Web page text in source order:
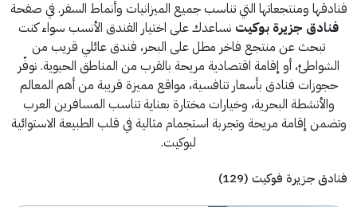
فنادقها ومنتجعاتها التي تناسب جميع الميزانيات وأنماط السفر. في صفحة
فنادق جزيرة بوكيت نساعدك على اختيار الفندق الأنسب سواء كنت
تبحث عن منتجع فاخر مطل على البحر، فندق عائلي قريب من
الشواطئ، أو إقامة اقتصادية مريحة بالقرب من المناطق الحيوية. نوفّر
حجوزات فنادق بأسعار تنافسية، مواقع مميزة قريبة من أهم المعالم
والأنشطة البحرية، وخيارات مختارة بعناية تناسب المسافرين العرب
وتضمن إقامة مريحة وتجربة استجمام مثالية في قلب الطبيعة الاستوائية
لبوكيت.
فنادق جزيرة فوكيت (129)